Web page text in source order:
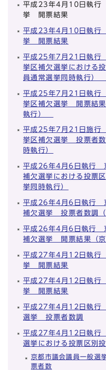
平成23年4月10日執行
挙 開票結果
平成23年4月10日執行
挙 開票結果
平成25年7月21日執行
挙区補欠選挙における
員通常選挙同時執行）
平成25年7月21日執行
挙区補欠選挙 開票結
執行）
平成25年7月21日施行
挙区補欠選挙 投票者数
時執行）
平成26年4月6日執行
補欠選挙における投票
挙同時執行）
平成26年4月6日執行
補欠選挙 投票者数調（
平成26年4月6日執行
補欠選挙 開票結果（京
平成27年4月12日執行
挙 開票結果
平成27年4月12日執行
挙 開票結果
平成27年4月12日執行
選挙 投票者数調
平成27年4月12日執行
選挙における投票区別
京都市議会議員一般選
票者数